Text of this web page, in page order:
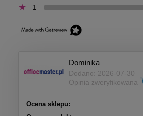
1
Dominika
Dodano: 2026-07-30
Opinia zweryfikowana
Ocena sklepu: